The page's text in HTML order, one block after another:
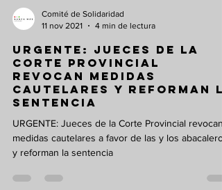
Comité de Solidaridad
11 nov 2021
4 min de lectura
URGENTE: Jueces de la
Corte Provincial
revocan medidas
cautelares y reforman
sentencia
medidas cautelares a favor de las y los abacaleros